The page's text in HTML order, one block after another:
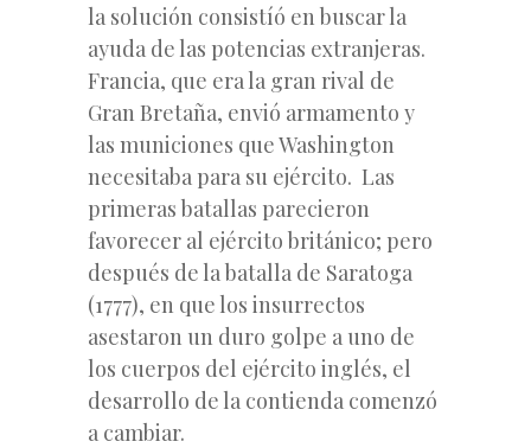
la solución consistíó en buscar la
ayuda de las potencias extranjeras.
Francia, que era la gran rival de
Gran Bretaña, envió armamento y
las municiones que Washington
necesitaba para su ejército. Las
primeras batallas parecieron
favorecer al ejército británico; pero
después de la batalla de Saratoga
(1777), en que los insurrectos
asestaron un duro golpe a uno de
los cuerpos del ejército inglés, el
desarrollo de la contienda comenzó
a cambiar.